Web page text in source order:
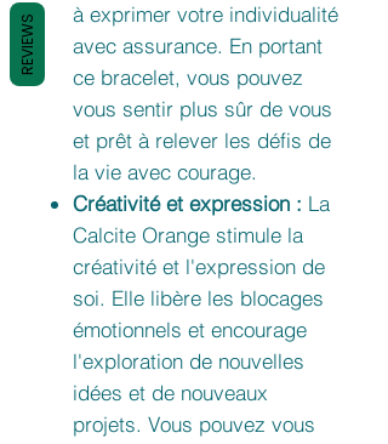
à exprimer votre individualité
avec assurance. En portant
ce bracelet, vous pouvez
vous sentir plus sûr de vous
et prêt à relever les défis de
la vie avec courage.
Créativité et expression : La
Calcite Orange stimule la
créativité et l'expression de
soi. Elle libère les blocages
émotionnels et encourage
l'exploration de nouvelles
idées et de nouveaux
projets. Vous pouvez vous
REVIEWS